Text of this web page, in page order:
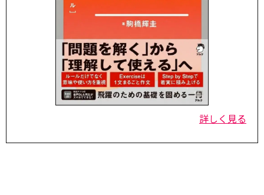
詳しく見る